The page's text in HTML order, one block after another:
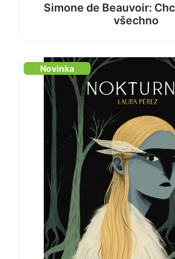
Simone de Beauvoir:
všechno
Novinka